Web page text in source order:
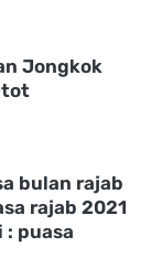
Jongkok
bulan rajab
rajab 2021
: puasa